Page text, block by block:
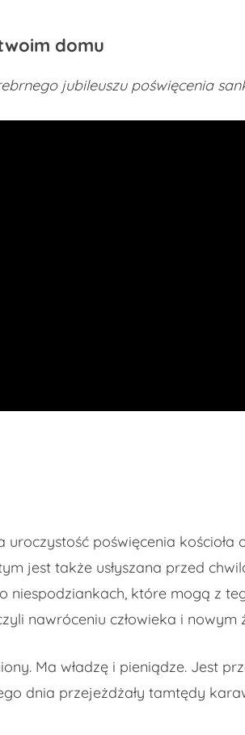
domu
jubileuszu poświęcenia
uroczystość poświęcenia
jest także usłyszana przed
niespodziankach, które mogą z
nawróceniu człowieka i nowym
Ma władzę i pieniądze. Jest
dnia przejeżdżały tamtędy